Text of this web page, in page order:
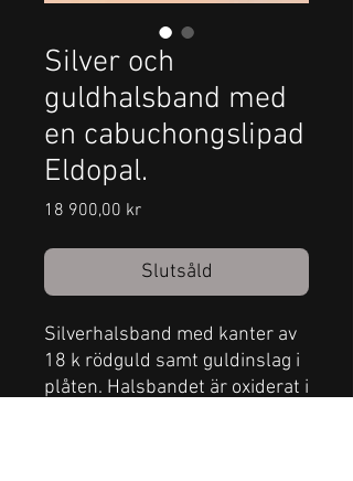
Silver och
guldhalsband med
en cabuchongslipad
Eldopal.
18 900,00 krPris
Slutsåld
Silverhalsband med kanter av
18 k rödguld samt guldinslag i
plåten. Halsbandet är oxiderat i